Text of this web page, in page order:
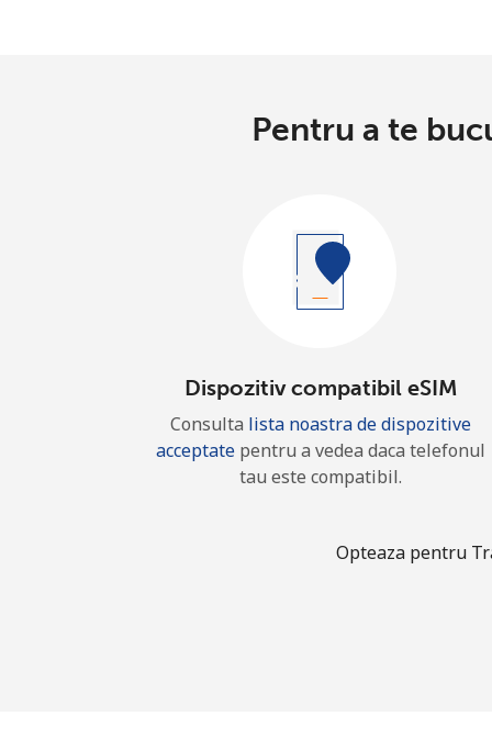
Pentru a te
Dispozitiv compatibil eSIM
Consulta lista noastra de dispozitive
acceptate pentru a vedea daca telefonul
tau este compatibil.
Opteaza pentru